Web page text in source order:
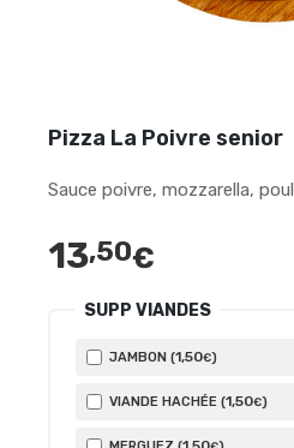
Pizza La Poivre senior
Sauce poivre, mozzarella,
13,50€
SUPP VIANDES
JAMBON (1,50€)
VIANDE HACHÉE (1,50€)